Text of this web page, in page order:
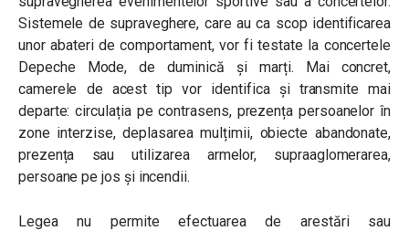
Sistemele de supraveghere, care au ca scop identificarea
unor abateri de comportament, vor fi testate la concertele
Depeche Mode, de duminică și marți. Mai concret,
camerele de acest tip vor identifica și transmite mai
departe:circulația pe contrasens, prezența persoanelor în
zone interzise, deplasarea mulțimii, obiecte abandonate,
prezența sau utilizarea armelor, supraaglomerarea,
persoane pe jos și incendii.
Legea nu permite efectuarea de arestări sau